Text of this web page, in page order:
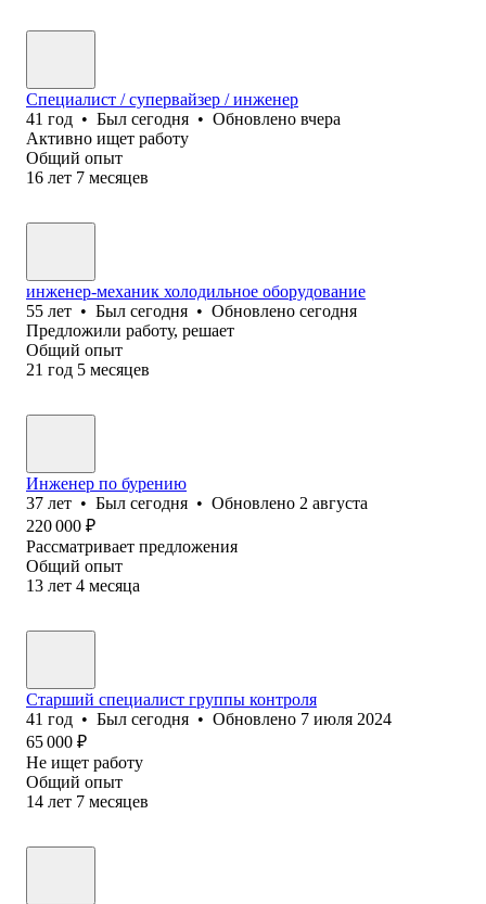
Специалист / супервайзер / инженер
41 год • Был сегодня • Обновлено вчера
Активно ищет работу
Общий опыт
16 лет 7 месяцев
инженер-механик холодильное оборудование
55 лет • Был сегодня • Обновлено сегодня
Предложили работу, решает
Общий опыт
21 год 5 месяцев
Инженер по бурению
37 лет • Был сегодня • Обновлено 2 августа
220 000 ₽
Рассматривает предложения
Общий опыт
13 лет 4 месяца
Старший специалист группы контроля
41 год • Был сегодня • Обновлено 7 июля 2024
65 000 ₽
Не ищет работу
Общий опыт
14 лет 7 месяцев